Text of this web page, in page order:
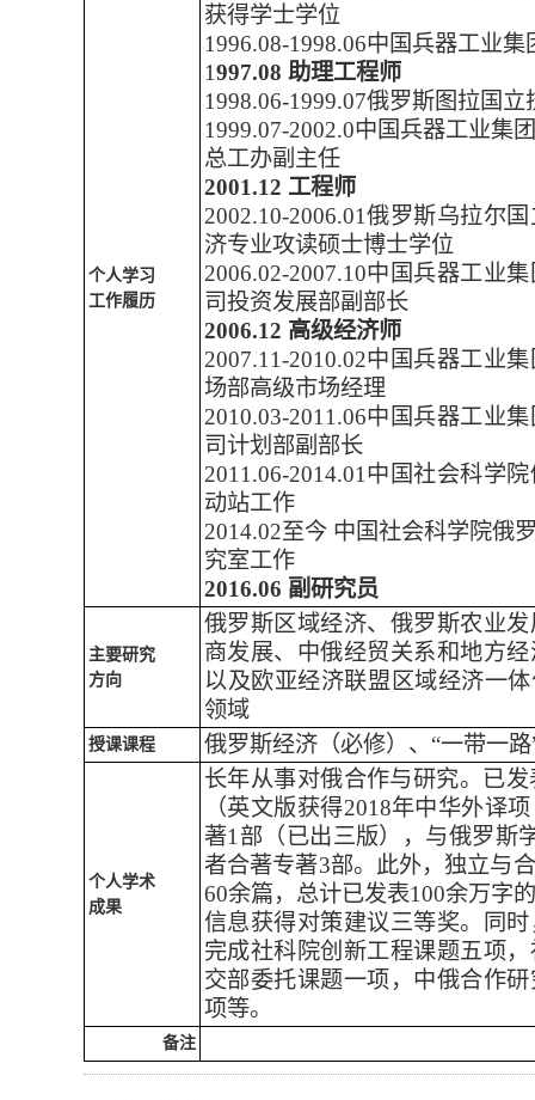
个人学习
工作履历
获得学士学位
1996.08-1998.06中国兵器工业
1997.08 助理工程师
1998.06-1999.07俄罗斯图拉国
1999.07-2002.0中国兵器工业集
总工办副主任
2001.12 工程师
2002.10-2006.01俄罗斯乌拉尔
济专业攻读硕士博士学位
2006.02-2007.10中国兵器工业
司投资发展部副部长
2006.12 高级经济师
2007.11-2010.02中国兵器工业
场部高级市场经理
2010.03-2011.06中国兵器工业
司计划部副部长
2011.06-2014.01中国社会科学
动站工作
2014.02至今 中国社会科学院俄
究室工作
2016.06 副研究员
主要研究
方向
俄罗斯区域经济、俄罗斯农业
商发展、中俄经贸关系和地方
以及欧亚经济联盟区域经济一
领域
授课课程 俄罗斯经济（必修）、“一带一
个人学术
成果
长年从事对俄合作与研究。已
（英文版获得2018年中华外译
著1部（已出三版），与俄罗斯
者合著专著3部。此外，独立与
60余篇，总计已发表100余万字
信息获得对策建议三等奖。同
完成社科院创新工程课题五项
交部委托课题一项，中俄合作
项等。
备注